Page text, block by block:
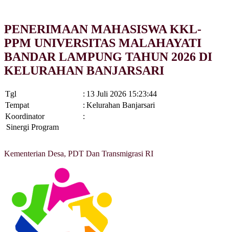
PENERIMAAN MAHASISWA KKL-
PPM UNIVERSITAS MALAHAYATI
BANDAR LAMPUNG TAHUN 2026 DI
KELURAHAN BANJARSARI
Tgl : 13 Juli 2026 15:23:44
Tempat
: Kelurahan Banjarsari
Koordinator
:
Sinergi Program
Kementerian Desa, PDT Dan Transmigrasi RI